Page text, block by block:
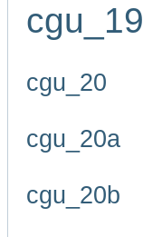
cgu_19
cgu_20
cgu_20a
cgu_20b